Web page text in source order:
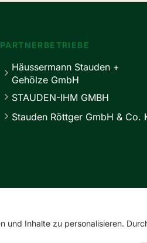
PARTNERBETRIEBE
Häussermann Stauden +
Gehölze GmbH
STAUDEN-IHM GMBH
Stauden Röttger GmbH & Co.
und Inhalte zu personalisieren.